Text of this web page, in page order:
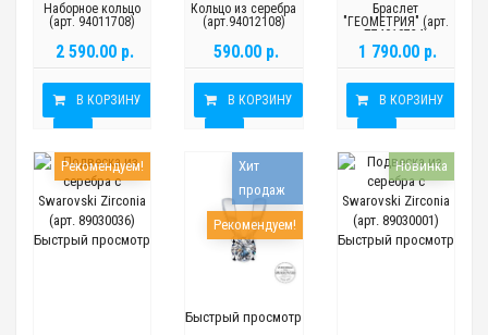
Наборное кольцо
(арт. 94011708)
2 590.00 р.
В КОРЗИНУ
Кольцо из серебра
(арт.94012108)
590.00 р.
В КОРЗИНУ
Браслет
"ГЕОМЕТРИЯ" (арт.
Т74010734)
1 790.00 р.
В КОРЗИНУ
Рекомендуем!
Быстрый просмотр
Хит
продаж
Рекомендуем!
Быстрый просмотр
Новинка
Быстрый просмотр